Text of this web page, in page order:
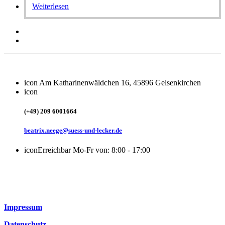
Weiterlesen
icon Am Katharinenwäldchen 16, 45896 Gelsenkirchen
icon
(+49) 209 6001664
beatrix.neege@suess-und-lecker.de
iconErreichbar Mo-Fr von: 8:00 - 17:00
Impressum